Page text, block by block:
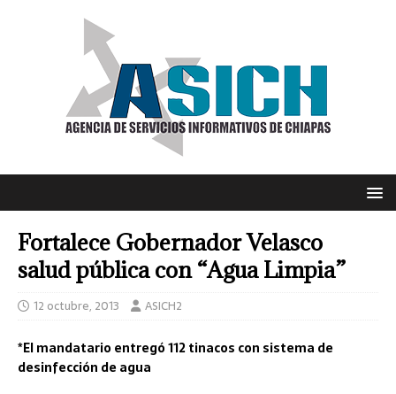
Fortalece Gobernador Velasco
salud pública con “Agua Limpia”
12 octubre, 2013 ASICH2
*El mandatario entregó 112 tinacos con sistema de
desinfección de agua